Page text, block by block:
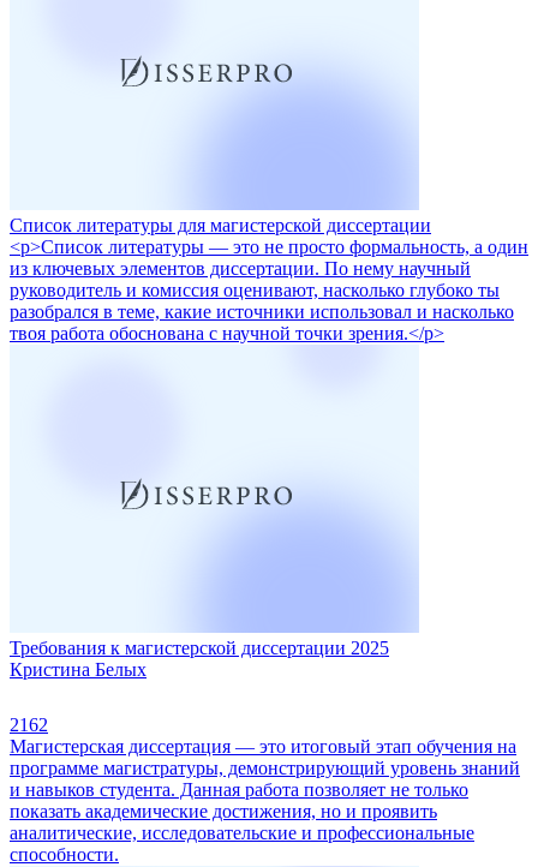
Список литературы для магистерской диссертации
<p>Список литературы — это не просто формальность, а один
из ключевых элементов диссертации. По нему научный
руководитель и комиссия оценивают, насколько глубоко ты
разобрался в теме, какие источники использовал и насколько
твоя работа обоснована с научной точки зрения.</p>
Требования к магистерской диссертации 2025
Кристина Белых
2162
Магистерская диссертация — это итоговый этап обучения на
программе магистратуры, демонстрирующий уровень знаний
и навыков студента. Данная работа позволяет не только
показать академические достижения, но и проявить
аналитические, исследовательские и профессиональные
способности.